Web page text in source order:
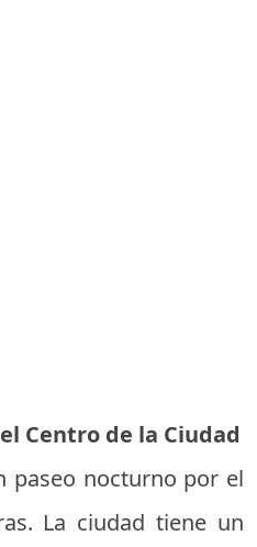
Centro de la Ciudad
paseo nocturno por el
La ciudad tiene un